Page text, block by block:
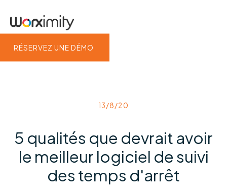
RÉSERVEZ UNE DÉMO
13/8/20
5 qualités que devrait avoir
le meilleur logiciel de suivi
des temps d'arrêt